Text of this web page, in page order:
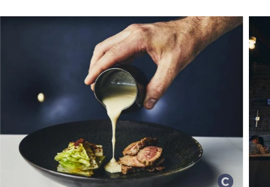
Périphérie de la ville
Activités en hiver
en famille
Centres de villégiature
Informations pratiques